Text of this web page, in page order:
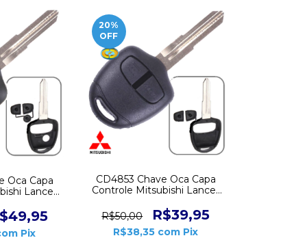
Oca Capa
Lancer
Direito
Pix
20%
OFF
CD4853 Chave Oca Capa
Controle Mitsubishi Lancer
Lamina Lado Esquerdo
R$50,00 R$39,95
R$38,35 com Pix